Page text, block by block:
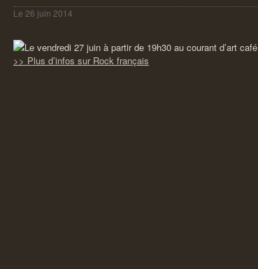
Le 26 juin 2014
Le vendredi 27 juin à partir de 19h30 au courant d’art café
>> Plus d’infos sur Rock français